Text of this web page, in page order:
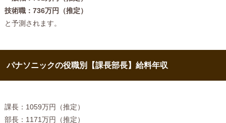
技術職：736万円（推定）
と予測されます。
パナソニックの役職別【課長部長】給料年収
課長：1059万円（推定）
部長：1171万円（推定）